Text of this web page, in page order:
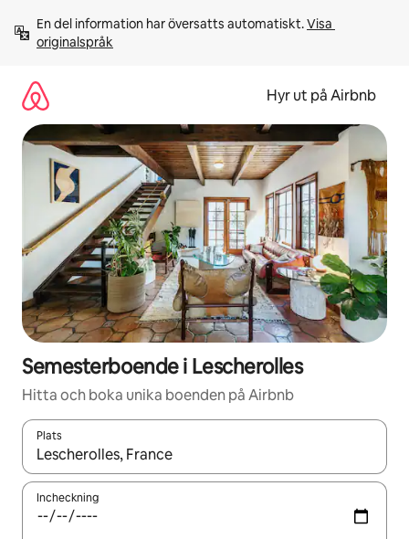
innehåll
En del information har översatts automatiskt. Visa
originalspråk
Hyr ut på Airbnb
Semesterboende i Lescherolles
Hitta och boka unika boenden på Airbnb
Plats
När resultaten är tillgängliga kan du navigera med upp- och
Incheckning